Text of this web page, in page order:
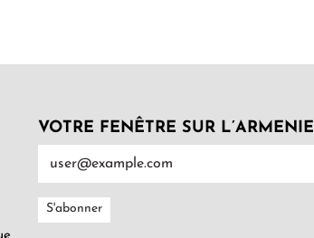
VOTRE FENÊTRE SUR L’ARMENIE